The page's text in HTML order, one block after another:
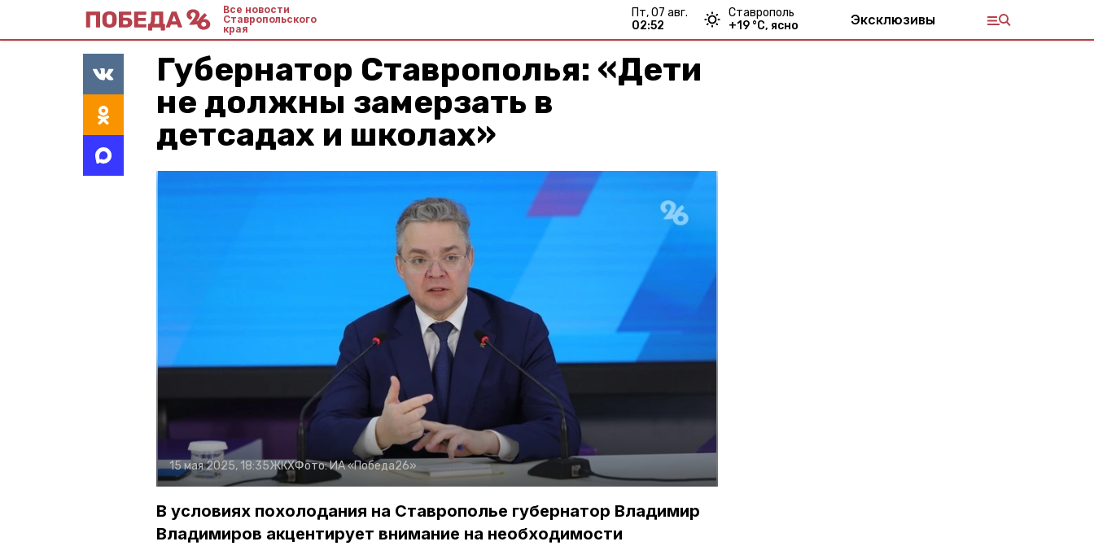
Все новости
Ставропольского
края
пт, 07 авг.
02:52
Ставрополь
+19 °С, ясно Эксклюзивы
Губернатор Ставрополья: «Дети
не должны замерзать в
детсадах и школах»
15 мая 2025, 18:35ЖКХФото:ИА «Победа26»
В условиях похолодания на Ставрополье губернатор Владимир
Владимиров акцентирует внимание на необходимости